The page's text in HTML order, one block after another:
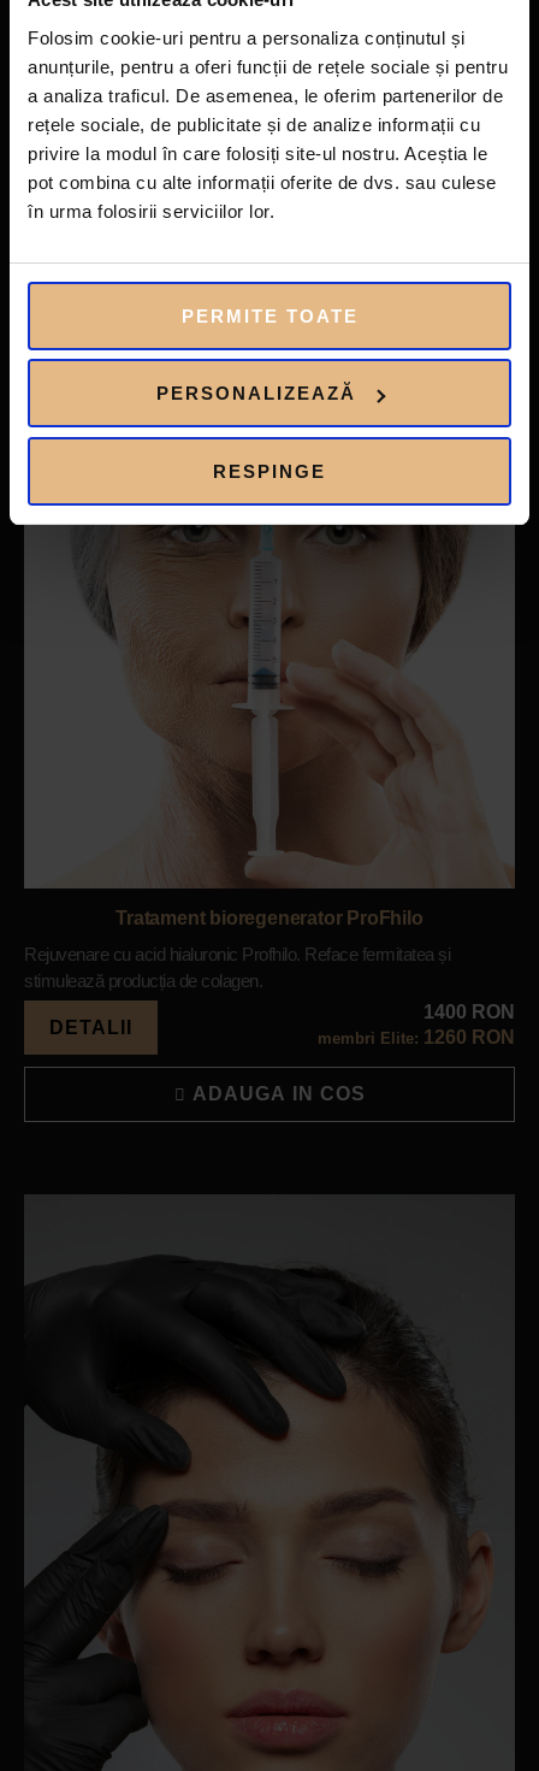
Folosim cookie-uri pentru a personaliza conținutul și
anunțurile, pentru a oferi funcții de rețele sociale și pentru
a analiza traficul. De asemenea, le oferim partenerilor de
rețele sociale, de publicitate și de analize informații cu
privire la modul în care folosiți site-ul nostru. Aceștia le
pot combina cu alte informații oferite de dvs. sau culese
în urma folosirii serviciilor lor.
PERMITE TOATE
PERSONALIZEAZĂ
RESPINGE
Lipoliza injectabila pentru corp si gusa
Corectarea depozitelor de grăsime de la nivelul bărbiei prin
tratament injectabil non-chirurgical.
500 RON
membri Elite: 450 RON
DETALII
ADAUGA IN COS
Tratament bioregenerator ProFhilo
Rejuvenare cu acid hialuronic Profhilo. Reface fermitatea și
stimulează producția de colagen.
1400 RON
membri Elite: 1260 RON
DETALII
ADAUGA IN COS